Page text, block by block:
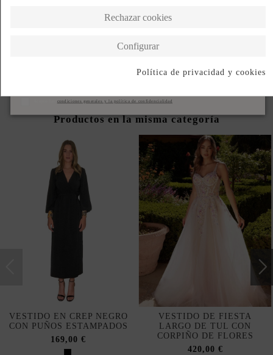
Productos en la misma categoría
VESTIDO EN CREP NEGRO
CON PUÑOS ESTAMPADOS
169,00 €
VESTIDO DE FIESTA
LARGO DE TUL CON
CORPIÑO DE FLORES
420,00 €
condiciones generales y la política de confidencialidad
Rechazar cookies
Configurar
Política de privacidad y cookies